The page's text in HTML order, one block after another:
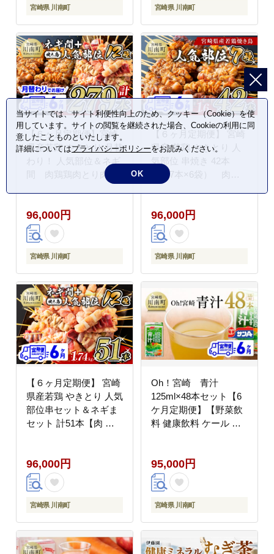
宮崎県 川南町 宮崎県 川南町
【６ヶ月定期便】宮崎
県産若鶏 やきとり 月替
わり！ 人気部位＆ネギ
間 肉鶏鶏肉とり肉国
とりグランピングBBQ
キャンプ鶏肉送料無料
鶏肉 [D07806t6]
96,000円
宮崎県 川南町
【６ヶ月定期便】 宮崎
県産 若鶏 やきとり 人
気部位 串焼き 42本
（各7本×6袋） 肉鶏
若鶏焼鳥やきとりグラ
ンピングBBQキャンプ
鶏肉送料無料鶏肉
[D07804t6]
96,000円
宮崎県 川南町
【６ヶ月定期便】 宮崎
県産若鶏 やきとり 人気
部位串セット＆ネギま
セット 計51本【肉 鶏
BBQ バーベキュー】
[D07805t6]
96,000円
宮崎県 川南町
Oh！宮崎 青汁
125ml×48本セット【6
ケ月定期便】【野菜飲
料 健康飲料 ケール や
95,000円
宮崎県 川南町
当サイトでは、サイト利便性向上のため、クッキー（Cookie）を使
用しています。サイトの閲覧を継続された場合、Cookieの利用に同
意したことものといたします。
詳細についてはプライバシーポリシーをお読みください。
OK